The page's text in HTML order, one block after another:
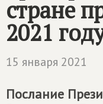
стране
2021
15 января 2021
Послание